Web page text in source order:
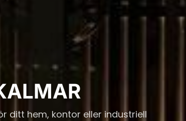
ditt hem, kontor eller industriell